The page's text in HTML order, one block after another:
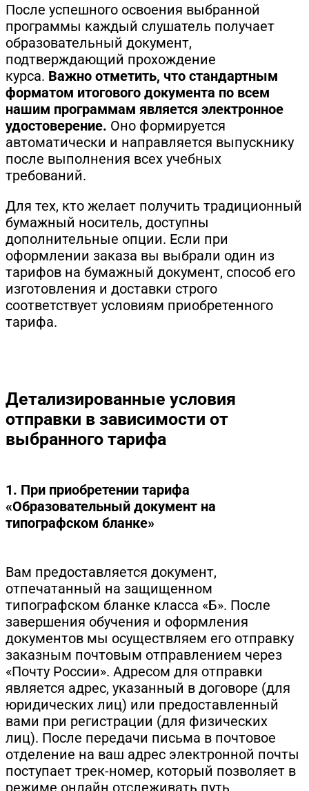
После успешного освоения выбранной
программы каждый слушатель получает
образовательный документ,
подтверждающий прохождение
курса. Важно отметить, что стандартным
форматом итогового документа по всем
нашим программам является электронное
удостоверение. Оно формируется
автоматически и направляется выпускнику
после выполнения всех учебных
требований.
Для тех, кто желает получить традиционный
бумажный носитель, доступны
дополнительные опции. Если при
оформлении заказа вы выбрали один из
тарифов на бумажный документ, способ его
изготовления и доставки строго
соответствует условиям приобретенного
тарифа.
Детализированные условия
отправки в зависимости от
выбранного тарифа
1. При приобретении тарифа
«Образовательный документ на
типографском бланке»
Вам предоставляется документ,
отпечатанный на защищенном
типографском бланке класса «Б». После
завершения обучения и оформления
документов мы осуществляем его отправку
заказным почтовым отправлением через
«Почту России». Адресом для отправки
является адрес, указанный в договоре (для
юридических лиц) или предоставленный
вами при регистрации (для физических
лиц). После передачи письма в почтовое
отделение на ваш адрес электронной почты
поступает трек-номер, который позволяет в
режиме онлайн отслеживать путь